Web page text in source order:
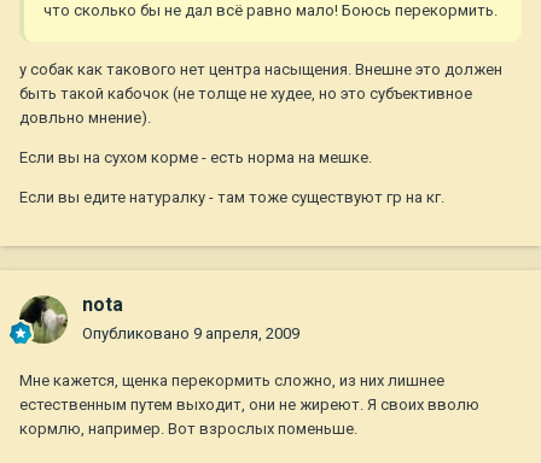
что сколько бы не дал всё равно мало! Боюсь перекормить.
у собак как такового нет центра насыщения. Внешне это должен
быть такой кабочок (не толще не худее, но это субъективное
довльно мнение).
Если вы на сухом корме - есть норма на мешке.
Если вы едите натуралку - там тоже существуют гр на кг.
nota
Опубликовано 9 апреля, 2009
Мне кажется, щенка перекормить сложно, из них лишнее
естественным путем выходит, они не жиреют. Я своих вволю
кормлю, например. Вот взрослых поменьше.